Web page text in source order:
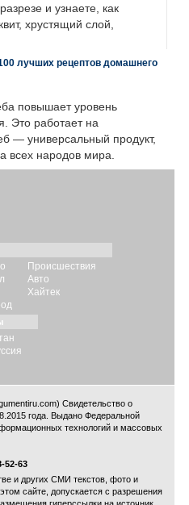
и узнаете, как
хрустящий слой,
лучших рецептов домашнего
повышает уровень
Это работает на
— универсальный продукт,
всех народов мира.
Происшествия
Авто
Хайтек
Свидетельство о
года. Выдано Федеральной
технологий и массовых
52-63
и других СМИ текстов, фото и
сайте, допускается с разрешения